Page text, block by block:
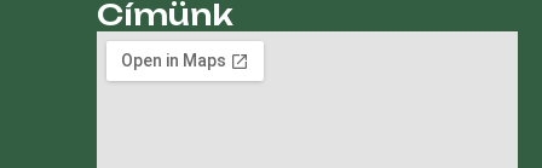
Címünk